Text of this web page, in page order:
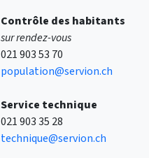
Contrôle des habitants
sur rendez-vous
021 903 53 70
population@servion.ch
Service technique
021 903 35 28
technique@servion.ch